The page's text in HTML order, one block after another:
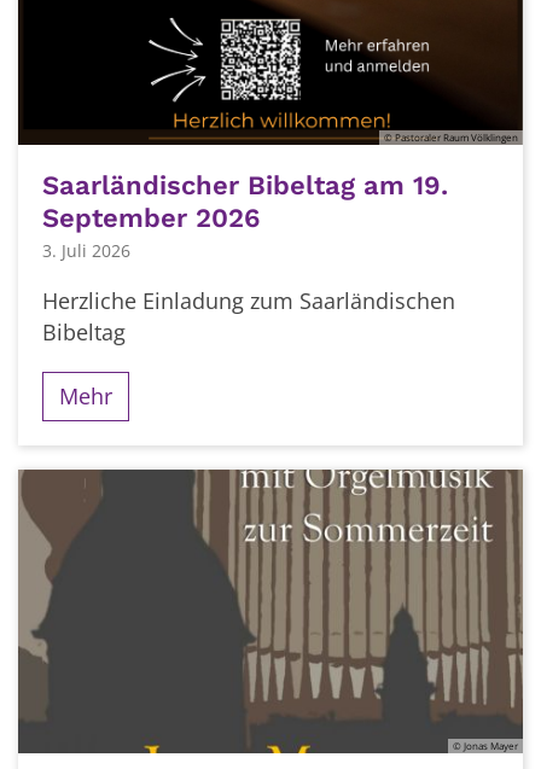
© Pastoraler Raum Völklingen
Saarländischer Bibeltag am 19.
September 2026
3. Juli 2026
Herzliche Einladung zum Saarländischen
Bibeltag
Mehr
© Jonas Mayer